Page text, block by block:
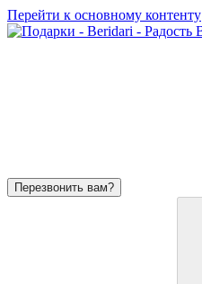
Перейти к основному контенту
Перезвонить вам?